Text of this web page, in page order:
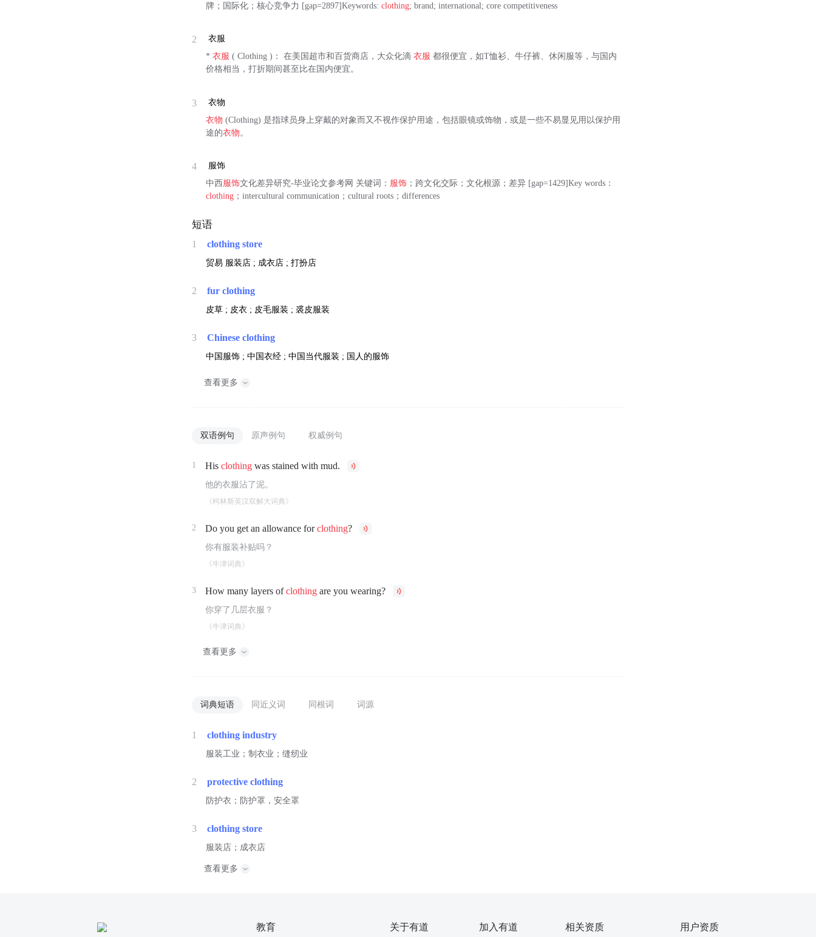
牌；国际化；核心竞争力 [gap=2897]Keywords:clothing; brand; international; core competitiveness
2
衣服
*衣服 ( Clothing )： 在美国超市和百货商店，大众化滴衣服 都很便宜，如T恤衫、牛仔裤、休闲服等，与国内
价格相当，打折期间甚至比在国内便宜。
3
衣物
衣物 (Clothing) 是指球员身上穿戴的对象而又不视作保护用途，包括眼镜或饰物，或是一些不易显见用以保护用
途的衣物 。
4
服饰
中西 服饰文化差异研究-毕业论文参考网 关键词： 服饰 ；跨文化交际；文化根源；差异 [gap=1429]Key words：
clothing ；intercultural communication；cultural roots；differences
短语
1 clothing store
贸易 服装店 ; 成衣店 ; 打扮店
2 fur clothing
皮草 ; 皮衣 ; 皮毛服装 ; 裘皮服装
3 Chinese clothing
中国服饰 ; 中国衣经 ; 中国当代服装 ; 国人的服饰
查看更多
双语例句 原声例句 权威例句
1 Hisclothing was stained with mud.
他的衣服沾了泥。
《柯林斯英汉双解大词典》
2 Do you get an allowance forclothing?
你有服装补贴吗？
《牛津词典》
3 How many layers ofclothing are you wearing?
你穿了几层衣服？
《牛津词典》
查看更多
词典短语 同近义词 同根词 词源
1 clothing industry
服装工业；制衣业；缝纫业
2 protective clothing
防护衣；防护罩，安全罩
3 clothing store
服装店；成衣店
查看更多
教育 关于有道 加入有道 相关资质 用户资质